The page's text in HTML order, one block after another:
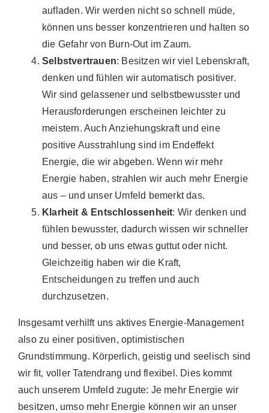
aufladen. Wir werden nicht so schnell müde,
können uns besser konzentrieren und halten so
die Gefahr von Burn-Out im Zaum.
Selbstvertrauen: Besitzen wir viel Lebenskraft,
denken und fühlen wir automatisch positiver.
Wir sind gelassener und selbstbewusster und
Herausforderungen erscheinen leichter zu
meistern. Auch Anziehungskraft und eine
positive Ausstrahlung sind im Endeffekt
Energie, die wir abgeben. Wenn wir mehr
Energie haben, strahlen wir auch mehr Energie
aus – und unser Umfeld bemerkt das.
Klarheit & Entschlossenheit: Wir denken und
fühlen bewusster, dadurch wissen wir schneller
und besser, ob uns etwas guttut oder nicht.
Gleichzeitig haben wir die Kraft,
Entscheidungen zu treffen und auch
durchzusetzen.
Insgesamt verhilft uns aktives Energie-Management
also zu einer positiven, optimistischen
Grundstimmung. Körperlich, geistig und seelisch sind
wir fit, voller Tatendrang und flexibel. Dies kommt
auch unserem Umfeld zugute: Je mehr Energie wir
besitzen, umso mehr Energie können wir an unser